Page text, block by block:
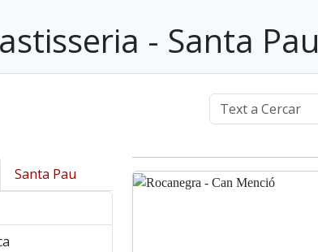
- Santa Pau
Santa Pau